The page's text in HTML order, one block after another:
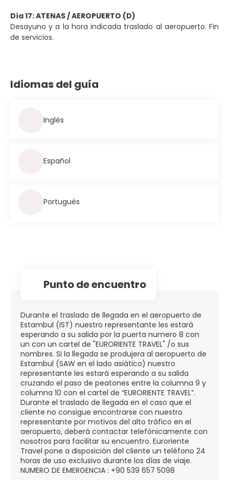
Día 17: ATENAS / AEROPUERTO (D)
Desayuno y a la hora indicada traslado al aeropuerto. Fin
de servicios.
Idiomas del guía
Inglés
Español
Portugués
Punto de encuentro
Durante el traslado de llegada en el aeropuerto de
Estambul (IST) nuestro representante les estará
esperando a su salida por la puerta numero 8 con
un con un cartel de "EURORIENTE TRAVEL" /o sus
nombres. Si la llegada se produjera al aeropuerto de
Estambul (SAW en el lado asiático) nuestro
representante les estará esperando a su salida
cruzando el paso de peatones entre la columna 9 y
columna 10 con el cartel de “EURORIENTE TRAVEL”.
Durante el traslado de llegada en el caso que el
cliente no consigue encontrarse con nuestro
representante por motivos del alto tráfico en el
aeropuerto, deberá contactar telefónicamente con
nosotros para facilitar su encuentro. Euroriente
Travel pone a disposición del cliente un teléfono 24
horas de uso exclusivo durante los días de viaje.
NUMERO DE EMERGENCIA : +90 539 657 5098